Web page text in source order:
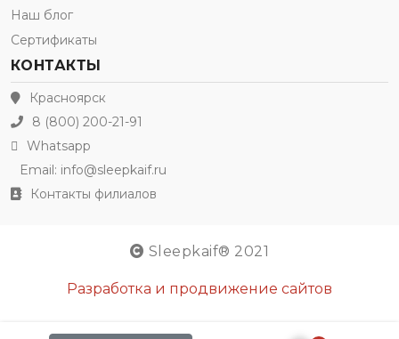
Наш блог
Сертификаты
КОНТАКТЫ
Красноярск
8 (800) 200-21-91
Whatsapp
Email: info@sleepkaif.ru
Контакты филиалов
Sleepkaif® 2021
Разработка и продвижение сайтов